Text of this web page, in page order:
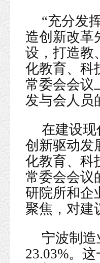
“充分发
造创新改革
设，打造教
化教育、科
常委会会议
发与会人员
在建设现
创新驱动发
化教育、科
常委会会议
研院所和企
聚焦，对建
宁波制
23.03%。